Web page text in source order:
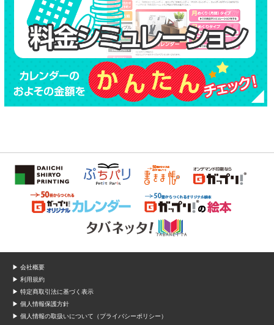
▶ 会社概要
▶ 利用規約
▶ 特定商取引法に基づく表示
▶ 個人情報保護方針
▶ 個人情報の取扱いについて（プライバシーポリシー）